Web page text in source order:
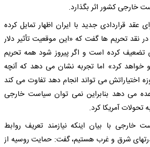
خارجی کشور اثر بگذارد.
عقد قراردادی جدید با ایران اظهار تمایل کرده
نقد تحریم ها گفت که «این موقعیت تأثیر دلار
تضعیف کرده است و اگر پیروز شود همه تحریم
خواهد کرد» اما تجربه نشان می دهد که آنچه
اختیاراتش می تواند انجام دهد تفاوت می کند
می دهد بنابراین نمی توان سیاست خارجی
آمریکا کرد.
خارجی با بیان اینکه نیازمند تعریف روابط
شرق و غرب هستیم، گفت: حمایت روسیه از